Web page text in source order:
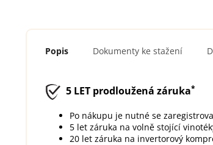
Popis Dokumenty ke stažení
5 LET prodloužená záruka*
Po nákupu je nutné se
5 let záruka na volně stojící
20 let záruka na invertorový